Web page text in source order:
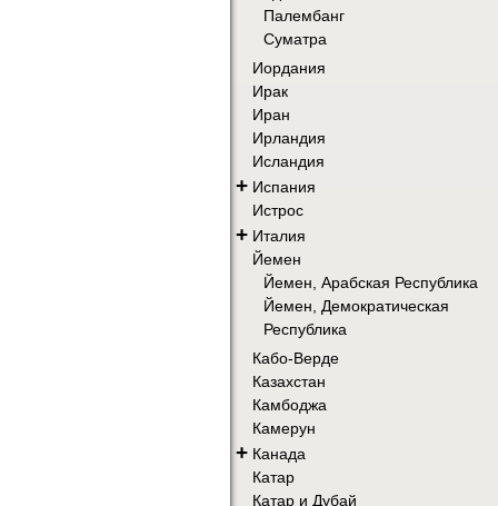
Палембанг
Суматра
Иордания
Ирак
Иран
Ирландия
Исландия
+ Испания
Истрос
+ Италия
Йемен
Йемен, Арабская Республика
Йемен, Демократическая
Республика
Кабо-Верде
Казахстан
Камбоджа
Камерун
+ Канада
Катар
Катар и Дубай